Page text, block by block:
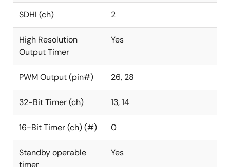
SDHI (ch) 2
High Resolution
Output Timer
Yes
PWM Output (pin#) 26, 28
32-Bit Timer (ch) 13, 14
16-Bit Timer (ch) (#) 0
Standby operable
timer
Yes